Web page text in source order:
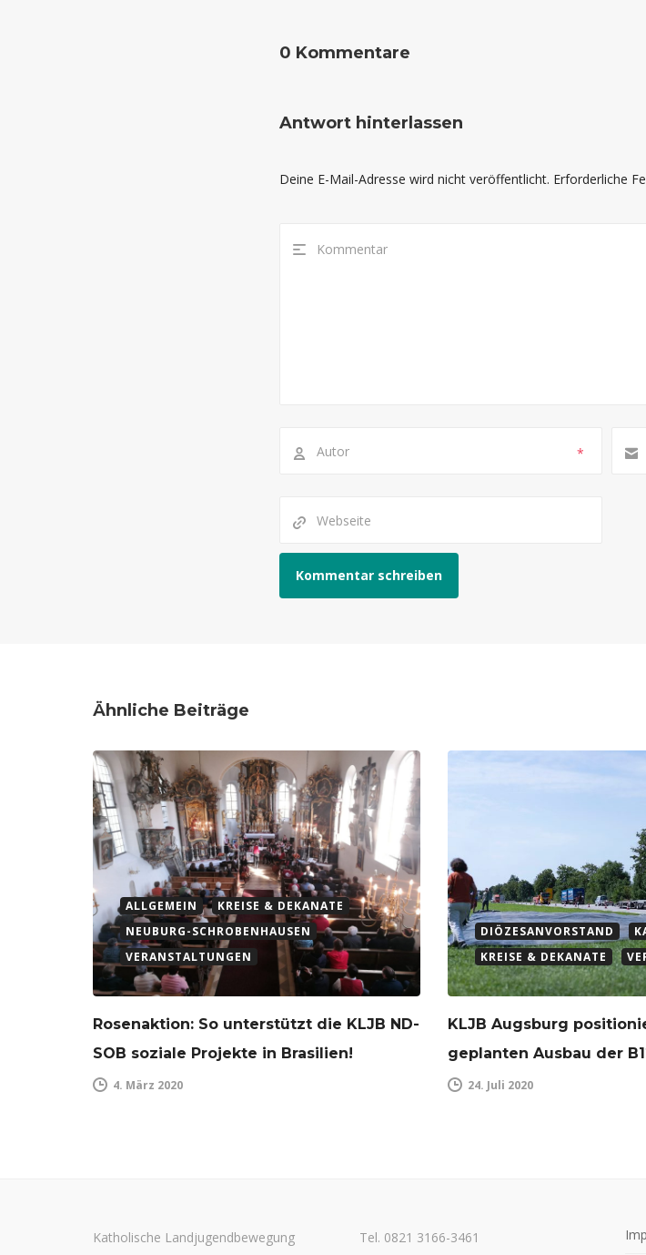
0 Kommentare
Antwort hinterlassen
Deine E-Mail-Adresse wird nicht veröffentlicht. Erforderliche
*
Ähnliche Beiträge
ALLGEMEIN
KREISE & DEKANATE
NEUBURG-SCHROBENHAUSEN
VERANSTALTUNGEN
Rosenaktion: So unterstützt die KLJB ND-
SOB soziale Projekte in Brasilien!
4. März 2020
DIÖZESANVORSTAND
KREISE & DEKANATE
KLJB Augsburg
geplanten Ausbau der
24. Juli 2020
Katholische Landjugendbewegung
Tel. 0821 3166-3461